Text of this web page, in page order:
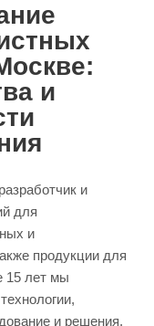
и
и
для
и
продукции для
15 лет мы
и решения,